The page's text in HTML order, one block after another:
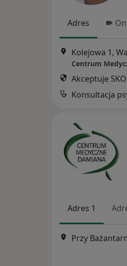
Adres
Kolejowa 1,
Centrum
Akceptuje
Adres 1
Przy